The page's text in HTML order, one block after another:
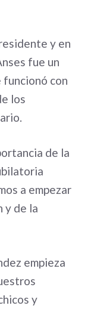
y en
fue un
con
los
de la
a empezar
y de la
empieza
y